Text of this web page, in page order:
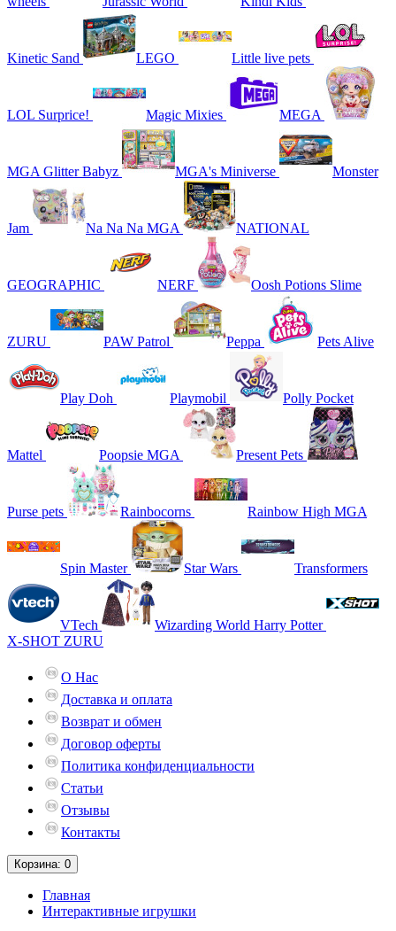
Kinetic Sand LEGO Little live pets
LOL Surprice! Magic Mixies MEGA
MGA Glitter Babyz MGA's Miniverse Monster
Jam Na Na Na MGA NATIONAL
GEOGRAPHIC NERF Oosh Potions Slime
ZURU PAW Patrol Peppa Pets Alive
Play Doh Playmobil Polly Pocket
Mattel Poopsie MGA Present Pets
Purse pets Rainbocorns Rainbow High MGA
Spin Master Star Wars Transformers
VTech
Wizarding World Harry Potter
X-SHOT ZURU
О Нас
Доставка и оплата
Возврат и обмен
Договор оферты
Политика конфиденциальности
Статьи
Отзывы
Контакты
Корзина: 0
Главная
Интерактивные игрушки